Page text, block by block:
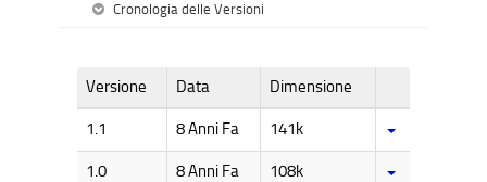
Cronologia delle Versioni
Versione Data Dimensione
1.1 8 Anni Fa 141k
1.0 8 Anni Fa 108k